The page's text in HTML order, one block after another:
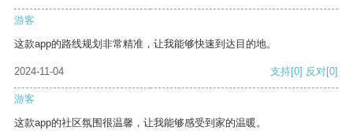
游客
这款app的路线规划非常精准，让我能够快速到达目的地。
2024-11-04 支持[0] 反对[0]
游客
这款app的社区氛围很温馨，让我能够感受到家的温暖。